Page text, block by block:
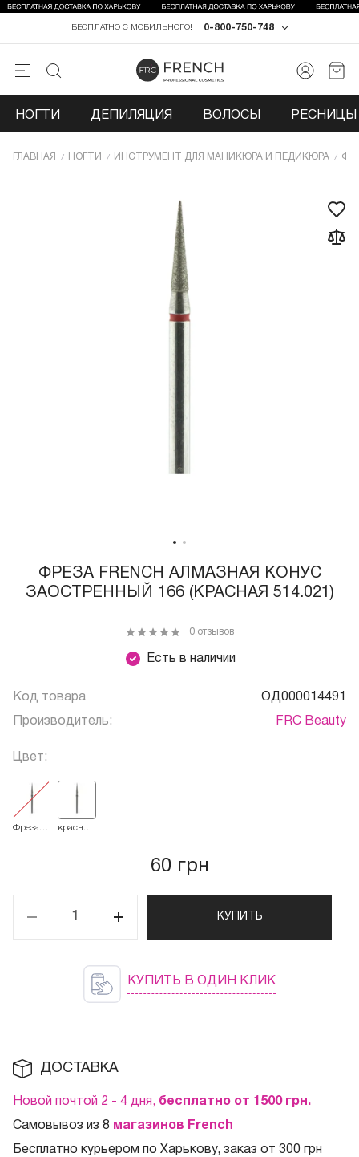
0-800-750-748
БЕСПЛАТНО С МОБИЛЬНОГО!
НОГТИ ДЕПИЛЯЦИЯ ВОЛОСЫ РЕСНИЦЫ
ГЛАВНАЯ НОГТИ ИНCТРУМЕНТ ДЛЯ МАНИКЮРА И ПЕДИКЮРА
ФРЕЗА FRENCH АЛМАЗНАЯ КОНУС
ЗАОСТРЕННЫЙ 166 (КРАСНАЯ 514.021)
Есть в наличии
0 отзывов
Код товара ОД000014491
Производитель: FRC Beauty
Цвет:
Фреза
красная
60 грн
КУПИТЬ
КУПИТЬ В ОДИН КЛИК
ДОСТАВКА
Новой почтой 2 - 4 дня, бесплатно от 1500 грн.
Самовывоз из 8 магазинов French
Бесплатно курьером по Харькову, заказ от 300 грн